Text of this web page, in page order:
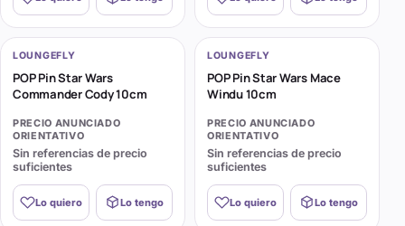
LOUNGEFLY
POP Pin Star Wars
Commander Cody 10cm
PRECIO ANUNCIADO
ORIENTATIVO
Sin referencias de precio
suficientes
Lo quiero Lo tengo
LOUNGEFLY
POP Pin Star Wars Mace
Windu 10cm
PRECIO ANUNCIADO
ORIENTATIVO
Sin referencias de precio
suficientes
Lo quiero Lo tengo